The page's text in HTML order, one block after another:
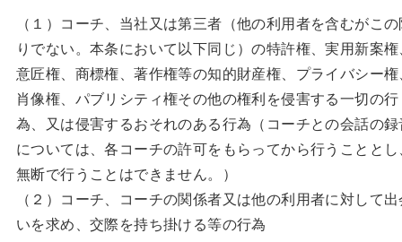
（１）コーチ、当社又は第三者（他の利用者を含むがこ
りでない。本条において以下同じ）の特許権、実用新案
意匠権、商標権、著作権等の知的財産権、プライバシー
肖像権、パブリシティ権その他の権利を侵害する一切の行
為、又は侵害するおそれのある行為（コーチとの会話の
については、各コーチの許可をもらってから行うことと
無断で行うことはできません。）
（２）コーチ、コーチの関係者又は他の利用者に対して
いを求め、交際を持ち掛ける等の行為